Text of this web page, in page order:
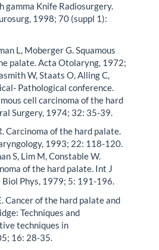
gamma Knife Radiosurgery.
1998; 70 (suppl 1):
L, Moberger G. Squamous
palate. Acta Otolaryng, 1972;
W, Staats O, Alling C,
Pathological conference.
cell carcinoma of the hard
Surgery, 1974; 32: 35-39.
Carcinoma of the hard palate.
1993; 22: 118-120.
S, Lim M, Constable W.
of the hard palate. Int J
Phys, 1979; 5: 191-196.
Cancer of the hard palate and
Techniques and
techniques in
16: 28-35.